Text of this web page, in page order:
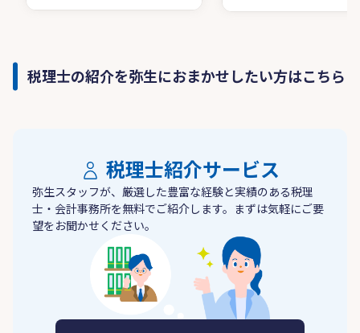
税理士の紹介を弥生におまかせしたい方はこちら
税理士紹介サービス
弥生スタッフが、厳選した豊富な経験と実績のある税理
士・会計事務所を無料でご紹介します。まずは気軽にご要
望をお聞かせください。